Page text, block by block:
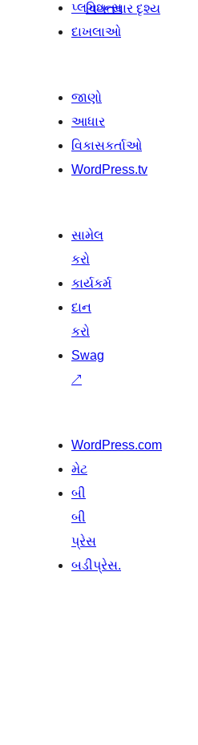
વિગતવાર દૃશ્ય
પ્લગઇન્સ
દાખલાઓ
જાણો
આધાર
વિકાસકર્તાઓ
WordPress.tv
સામેલ
કરો
કાર્યકર્મ
દાન
કરો
Swag
↗
WordPress.com
મેટ
બી
બી
પ્રેસ
બડીપ્રેસ.